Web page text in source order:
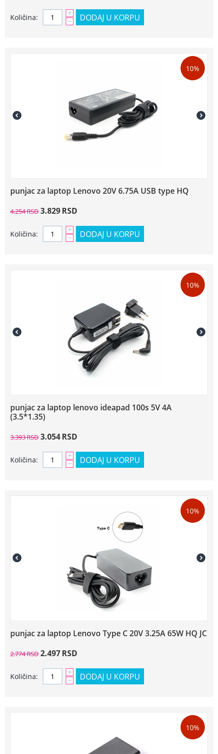
Količina: +
− DODAJ U KORPU
10%
punjac za laptop Lenovo 20V 6.75A USB type HQ
4.254RSD 3.829RSD
Količina: +
− DODAJ U KORPU
10%
punjac za laptop lenovo ideapad 100s 5V 4A
(3.5*1.35)
3.393RSD 3.054RSD
Količina: +
− DODAJ U KORPU
10%
punjac za laptop Lenovo Type C 20V 3.25A 65W HQ JC
2.774RSD 2.497RSD
Količina: +
− DODAJ U KORPU
10%